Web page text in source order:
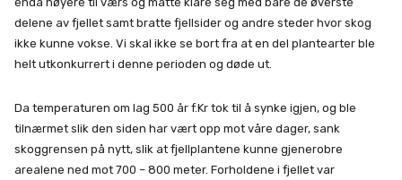
delene av fjellet samt bratte fjellsider og andre steder hvor skog
ikke kunne vokse. Vi skal ikke se bort fra at en del plantearter ble
helt utkonkurrert i denne perioden og døde ut.
Da temperaturen om lag 500 år f.Kr tok til å synke igjen, og ble
tilnærmet slik den siden har vært opp mot våre dager, sank
skoggrensen på nytt, slik at fjellplantene kunne gjenerobre
arealene ned mot 700 – 800 meter. Forholdene i fjellet var